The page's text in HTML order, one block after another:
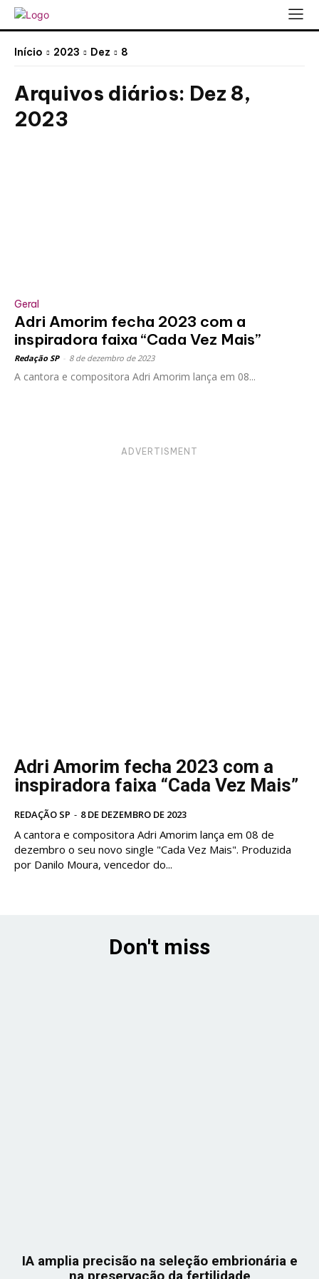
Início 2023 Dez 8
Arquivos diários: Dez 8,
2023
Geral
Adri Amorim fecha 2023 com a
inspiradora faixa “Cada Vez Mais”
Redação SP 8 de dezembro de 2023
A cantora e compositora Adri Amorim lança em 08...
ADVERTISMENT
Adri Amorim fecha 2023 com a
inspiradora faixa “Cada Vez Mais”
REDAÇÃO SP - 8 DE DEZEMBRO DE 2023
A cantora e compositora Adri Amorim lança em 08 de
dezembro o seu novo single "Cada Vez Mais". Produzida
por Danilo Moura, vencedor do...
Don't miss
IA amplia precisão na seleção embrionária e